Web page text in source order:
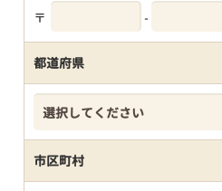
〒 -
都道府県
市区町村